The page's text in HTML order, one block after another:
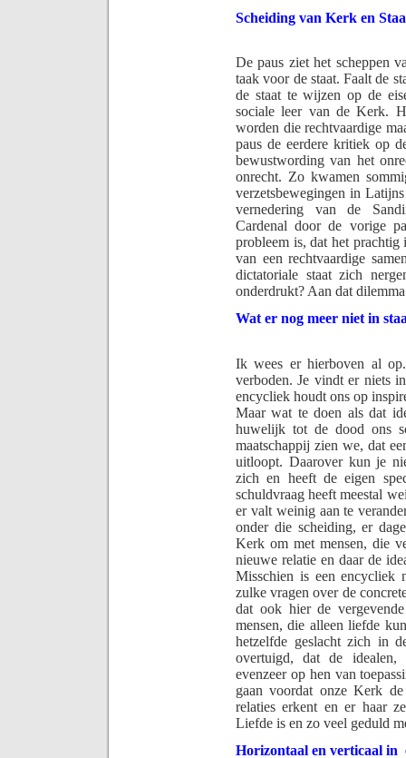
Scheiding van Kerk en
De paus ziet het scheppen
taak voor de staat. Faalt de
de staat te wijzen op de
sociale leer van de Kerk.
worden die rechtvaardige
paus de eerdere kritiek op
bewustwording van het
onrecht. Zo kwamen
verzetsbewegingen in
vernedering van de
Cardenal door de vorige
probleem is, dat het prachtig
van een rechtvaardige
dictatoriale staat zich
onderdrukt? Aan dat
Wat er nog meer niet in
Ik wees er hierboven al
verboden. Je vindt er niets
encycliek houdt ons op
Maar wat te doen als dat
huwelijk tot de dood ons
maatschappij zien we, dat
uitloopt. Daarover kun je
zich en heeft de eigen
schuldvraag heeft meestal
er valt weinig aan te
onder die scheiding, er
Kerk om met mensen, die
nieuwe relatie en daar de
Misschien is een encycliek
zulke vragen over de
dat ook hier de
mensen, die alleen liefde
hetzelfde geslacht zich in
overtuigd, dat de
evenzeer op hen van
gaan voordat onze Kerk
relaties erkent en er haar
Liefde is en zo veel geduld
Horizontaal en verticaal in